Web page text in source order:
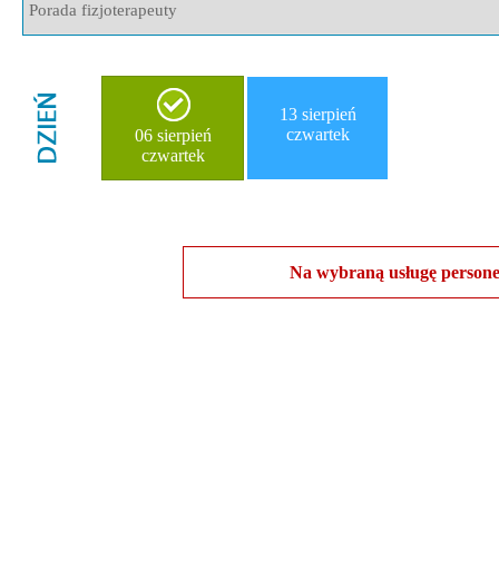
Porada fizjoterapeuty
06 sierpień
czwartek
13 sierpień
czwartek
Na wybraną usługę